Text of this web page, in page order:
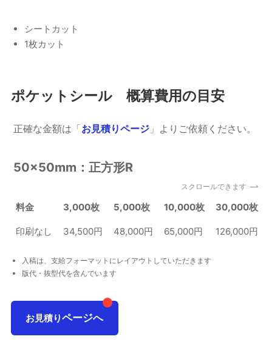
シートカット
1枚カット
ポケットシール 概算費用の目安
正確な金額は「お見積りページ」よりご依頼ください。
50×50mm：正方形R
スクロールできます
料金 3,000枚 5,000枚 10,000枚 30,000枚
印刷なし 34,500円 48,000円 65,000円 126,000円
入稿は、支給フォーマットにレイアウトしていただきます
版代・抜型代を含んでいます
お見積りページへ